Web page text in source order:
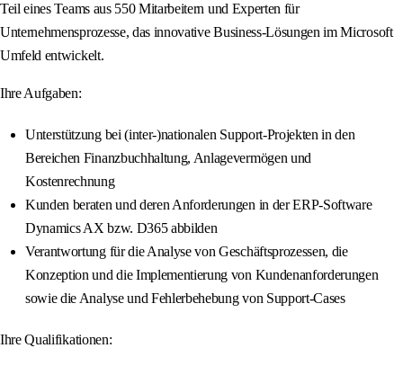
Teil eines Teams aus 550 Mitarbeitern und Experten für
Unternehmensprozesse, das innovative Business-Lösungen im Microsoft
Umfeld entwickelt.
Ihre Aufgaben:
Unterstützung bei (inter-)nationalen Support-Projekten in den
Bereichen Finanzbuchhaltung, Anlagevermögen und
Kostenrechnung
Kunden beraten und deren Anforderungen in der ERP-Software
Dynamics AX bzw. D365 abbilden
Verantwortung für die Analyse von Geschäftsprozessen, die
Konzeption und die Implementierung von Kundenanforderungen
sowie die Analyse und Fehlerbehebung von Support-Cases
Ihre Qualifikationen: